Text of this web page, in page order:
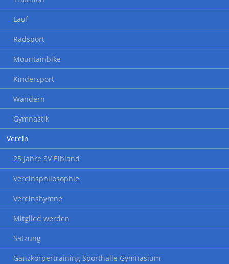
Lauf
Radsport
Mountainbike
Kindersport
Wandern
Gymnastik
Verein
25 Jahre SV Elbland
Vereinsphilosophie
Vereinshymne
Mitglied werden
Satzung
Ganzkörpertraining Sporthalle Gymnasium